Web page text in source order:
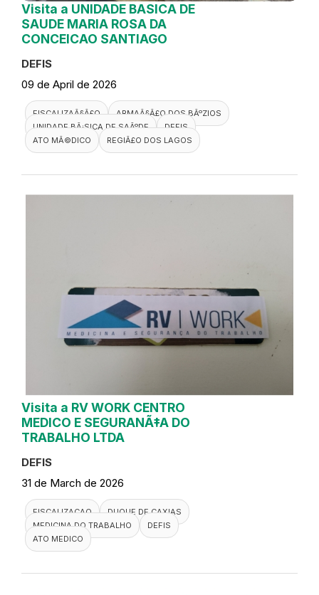
Visita a UNIDADE BASICA DE
SAUDE MARIA ROSA DA
CONCEICAO SANTIAGO
DEFIS
09 de April de 2026
FISCALIZAÃ§Ã£O
ARMAÃ§Ã£O DOS BÃºZIOS
UNIDADE BÃ¡SICA DE SAÃºDE
DEFIS
ATO MÃ©DICO
REGIÃ£O DOS LAGOS
Visita a RV WORK CENTRO
MEDICO E SEGURANÃ‡A DO
TRABALHO LTDA
DEFIS
31 de March de 2026
FISCALIZACAO
DUQUE DE CAXIAS
MEDICINA DO TRABALHO
DEFIS
ATO MEDICO